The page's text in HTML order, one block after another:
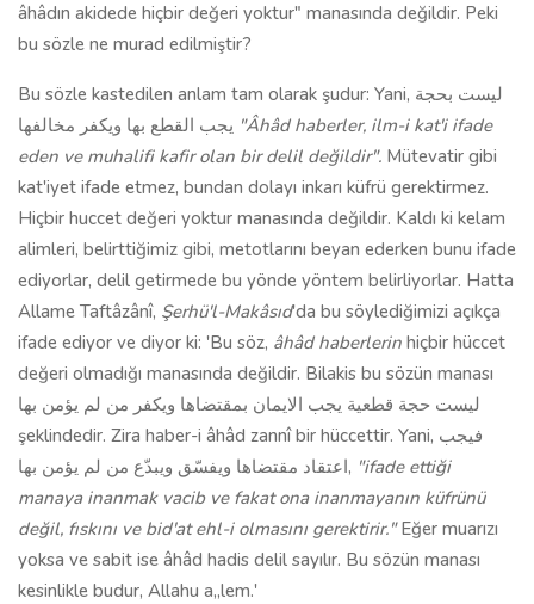
âhâdın akidede hiçbir değeri yoktur" manasında değildir. Peki
bu sözle ne murad edilmiştir?
Bu sözle kastedilen anlam tam olarak şudur: Yani, ليست بحجة
"Âhâd haberler, ilm-i kat'i ifade
eden ve muhalifi kafir olan bir delil değildir". Mütevatir gibi
kat'iyet ifade etmez, bundan dolayı inkarı küfrü gerektirmez.
Hiçbir huccet değeri yoktur manasında değildir. Kaldı ki kelam
alimleri, belirttiğimiz gibi, metotlarını beyan ederken bunu ifade
ediyorlar, delil getirmede bu yönde yöntem belirliyorlar. Hatta
Allame Taftâzânî, Şerhü'l-Makâsıd'da bu söylediğimizi açıkça
ifade ediyor ve diyor ki: 'Bu söz, âhâd haberlerin hiçbir hüccet
değeri olmadığı manasında değildir. Bilakis bu sözün manası
ليست حجة قطعية يجب الايمان بمقتضاها ويكفر من لم يؤمن بها
şeklindedir. Zira haber-i âhâd zannî bir hüccettir. Yani, فيجب
اعتقاد مقتضاها ويفسّق ويبدّع من لم يؤمن بها, "ifade ettiği
manaya inanmak vacib ve fakat ona inanmayanın küfrünü
değil, fıskını ve bid'at ehl-i olmasını gerektirir."Eğer muarızı
yoksa ve sabit ise âhâd hadis delil sayılır. Bu sözün manası
kesinlikle budur, Allahu a„lem.'